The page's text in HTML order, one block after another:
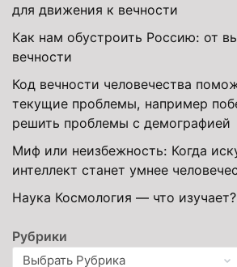
для движения к вечности
Как нам обустроить Россию: от
вечности
Код вечности человечества
текущие проблемы, например
решить проблемы с демографией
Миф или неизбежность: Когда
интеллект станет умнее
Наука Космология — что изучает?
Рубрики